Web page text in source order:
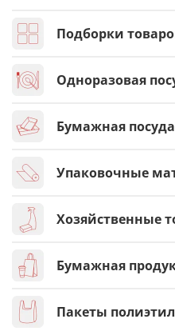
Подборки
Одноразовая
Бумажная посуда
Упаковочные
Хозяйственные
Бумажная
Пакеты